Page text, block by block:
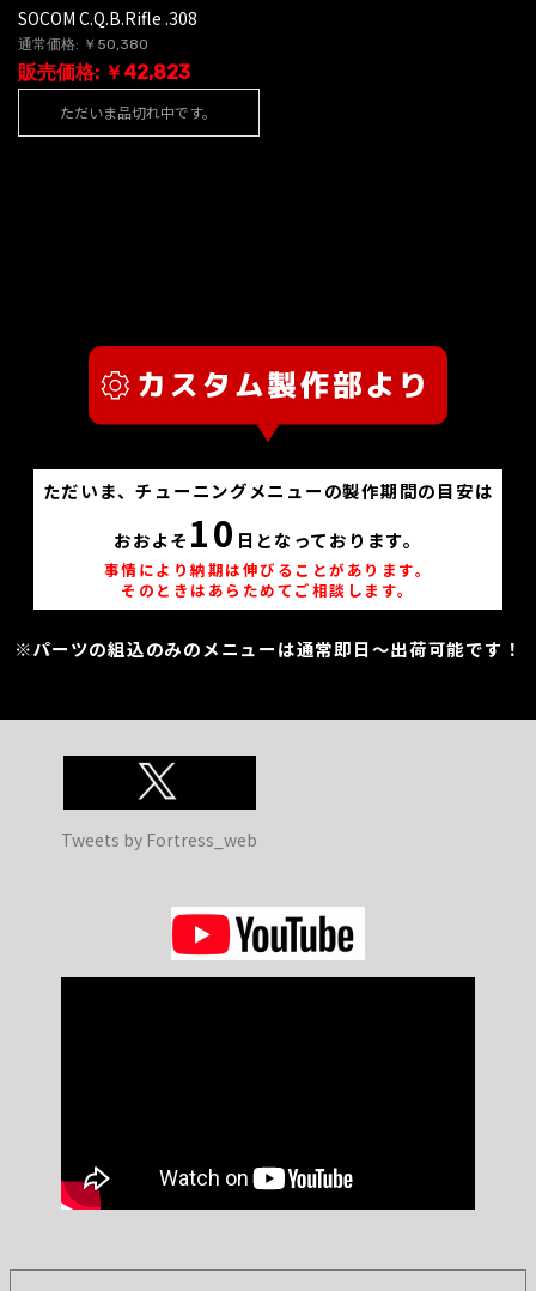
SOCOM C.Q.B.Rifle .308
通常価格: ￥50,380
販売価格: ￥42,823
ただいま品切れ中です。
ただいま、チューニングメニューの製作期間の目安は
おおよそ 10 日となっております。
事情により納期は伸びることがあります。
そのときはあらためてご相談します。
※パーツの組込のみのメニューは通常即日～出荷可能です！
Tweets by Fortress_web